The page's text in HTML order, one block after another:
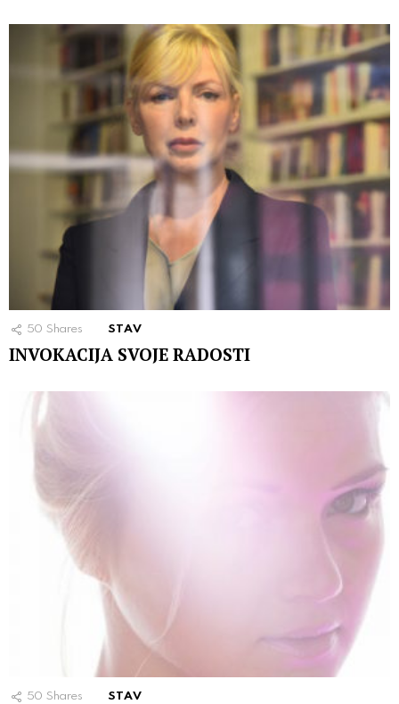
50 Shares STAV
INVOKACIJA SVOJE RADOSTI
50 Shares STAV